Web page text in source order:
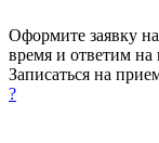
Оформите заявку
время и ответим
Записаться на
?